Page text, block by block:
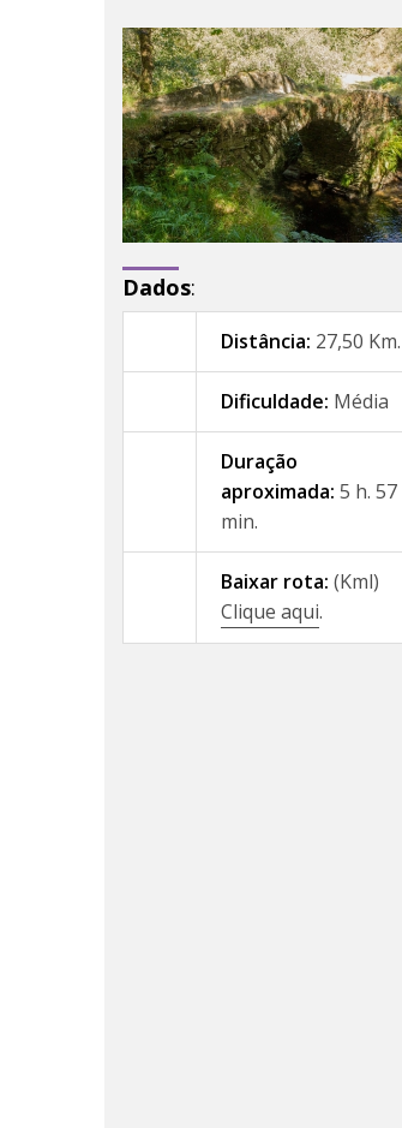
Dados:
Distância: 27,50 Km.
Dificuldade: Média
Duração
aproximada: 5 h. 57
min.
Baixar rota: (Kml)
Clique aqui.